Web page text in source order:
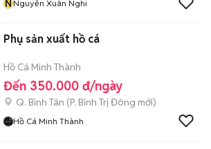
N Nguyễn Xuân Nghi
Phụ sản xuất hồ cá
Hồ Cá Minh Thành
Đến 350.000 đ/ngày
Q. Bình Tân (P. Bình Trị Đông mới)
Hồ Cá Minh Thành